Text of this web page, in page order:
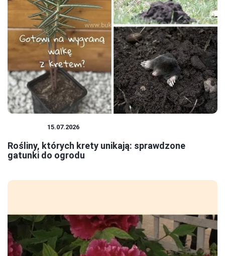
15.07.2026
Rośliny, których krety unikają: sprawdzone
gatunki do ogrodu